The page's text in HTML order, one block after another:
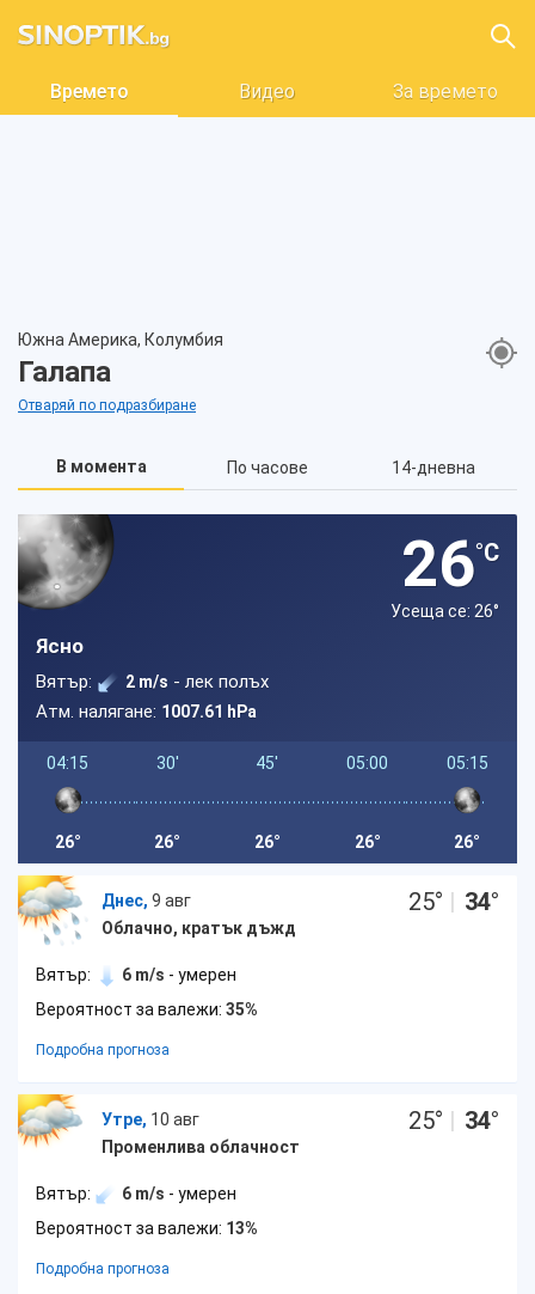
Времето Видео За времето
Южна Америка, Колумбия
Галапа
Отваряй по подразбиране
В момента По часове 14-дневна
26°C
Усеща се: 26°
Ясно
Вятър: 2 m/s - лек полъх
Атм. налягане: 1007.61 hPa
04:15
26°
30'
26°
45'
26°
05:00
26°
05:15
26°
Днес, 9 авг
Облачно, кратък дъжд
25° | 34°
Вятър: 6 m/s - умерен
Вероятност за валежи: 35%
Подробна прогноза
Утре, 10 авг
Променлива облачност
25° | 34°
Вятър: 6 m/s - умерен
Вероятност за валежи: 13%
Подробна прогноза